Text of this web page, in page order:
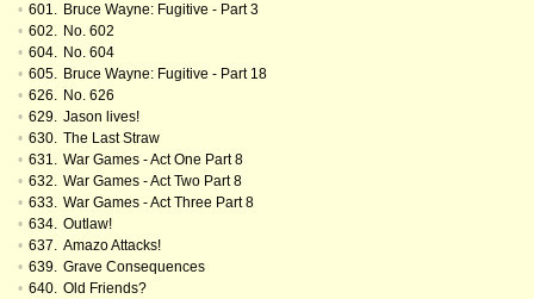
• 601. Bruce Wayne: Fugitive - Part 3
• 602. No. 602
• 604. No. 604
• 605. Bruce Wayne: Fugitive - Part 18
• 626. No. 626
• 629. Jason lives!
• 630. The Last Straw
• 631. War Games - Act One Part 8
• 632. War Games - Act Two Part 8
• 633. War Games - Act Three Part 8
• 634. Outlaw!
• 637. Amazo Attacks!
• 639. Grave Consequences
• 640. Old Friends?